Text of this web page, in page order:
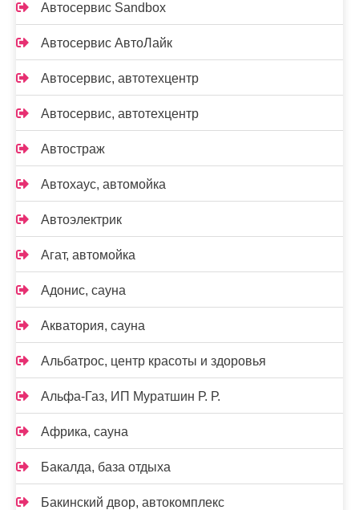
Автосервис Sandbox
Автосервис АвтоЛайк
Автосервис, автотехцентр
Автосервис, автотехцентр
Автостраж
Автохаус, автомойка
Автоэлектрик
Агат, автомойка
Адонис, сауна
Акватория, сауна
Альбатрос, центр красоты и здоровья
Альфа-Газ, ИП Муратшин Р. Р.
Африка, сауна
Бакалда, база отдыха
Бакинский двор, автокомплекс